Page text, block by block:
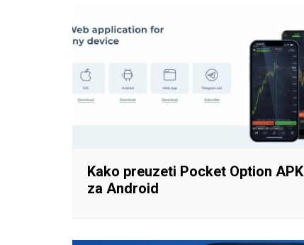
Kako preuzeti Pocket Option APK
za Android